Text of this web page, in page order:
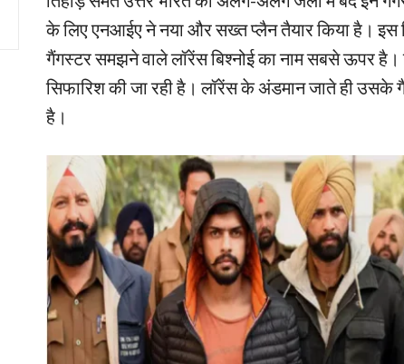
के लिए एनआईए ने नया और सख्त प्लैन तैयार किया है। इस
गैंगस्टर समझने वाले लॉरेंस बिश्नोई का नाम सबसे ऊपर
सिफारिश की जा रही है। लॉरेंस के अंडमान जाते ही उसके
है।